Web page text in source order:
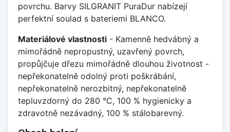
povrchu. Barvy SILGRANIT PuraDur nabízejí
perfektní soulad s bateriemi BLANCO.
Materiálové vlastnosti - Kamenně hedvábný a
mimořádně nepropustný, uzavřený povrch,
propůjčuje dřezu mimořádně dlouhou životnost -
nepřekonatelně odolný proti poškrábání,
nepřekonatelně nerozbitný, nepřekonatelně
tepluvzdorný do 280 °C, 100 % hygienicky a
zdravotně nezávadný, 100 % stálobarevný.